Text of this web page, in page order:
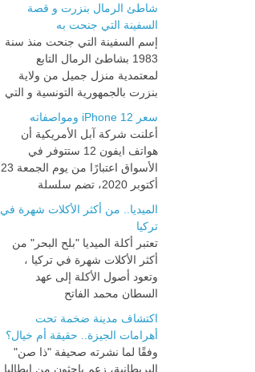
شاطئ الرمال بنزرت و قصة
السفينة التي جنحت به
إسم السفينة التي جنحت منذ سنة
1983 بشاطئ الرمال التابع
لمعتمدية منزل جميل من ولاية
بنزرت بالجمهورية التونسية و التي
سعر iPhone 12 ومواصفاته
أعلنت شركة آبل الأمريكية أن
هواتف ايفون 12 ستتوفر في
الأسواق اعتبارًا من يوم الجمعة 23
أكتوبر 2020، تضم سلسلة
الميديا.. من أكثر الأكلات شهرة في
تركيا
تعتبر أكلة الميديا "بلح البحر" من
أكثر الأكلات شهرة في تركيا ،
وتعود أصول الأكلة إلى عهد
السطان محمد الفاتح
اكتشاف مدينة ضخمة تحت
أهرامات الجيزة.. حقيقة أم خيال؟
وفقًا لما نشرته صحيفة "ذا صن"
البريطانية، زعم باحثون من إيطاليا